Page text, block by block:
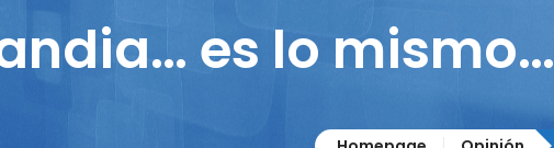
es lo mismo…